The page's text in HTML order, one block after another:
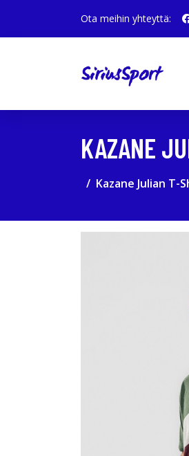
Ota meihin yhteyttä:
KAZANE
Kazane Julian T-